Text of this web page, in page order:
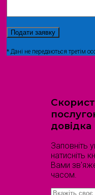
* Дані не передаються третім
довідка
Заповніть
натисніть
Вами
часом.